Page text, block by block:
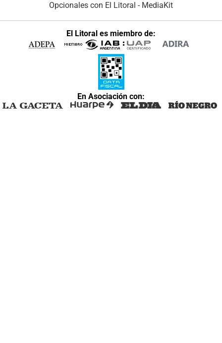
Opcionales con El Litoral - MediaKit
El Litoral es miembro de:
En Asociación con: